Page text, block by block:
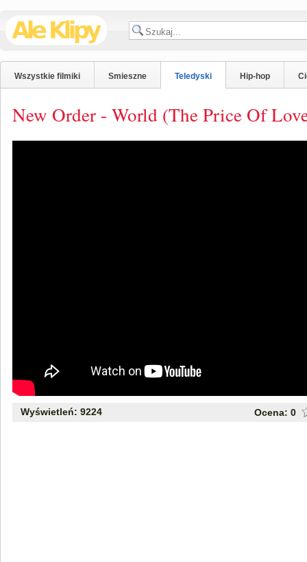
Wszystkie filmiki Smieszne Teledyski Hip-hop
New Order - World (The Price Of
Wyświetleń: 9224 Ocena: 0